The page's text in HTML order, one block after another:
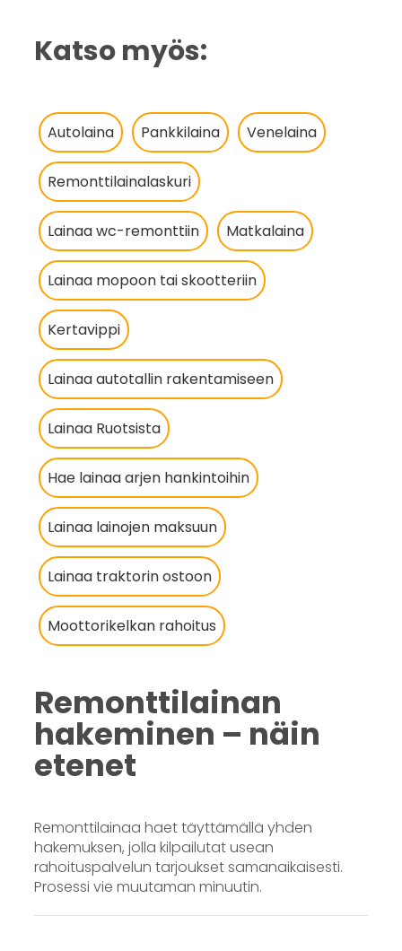
Katso myös:
Autolaina Pankkilaina Venelaina
Remonttilainalaskuri
Lainaa wc-remonttiin Matkalaina
Lainaa mopoon tai skootteriin
Kertavippi
Lainaa autotallin rakentamiseen
Lainaa Ruotsista
Hae lainaa arjen hankintoihin
Lainaa lainojen maksuun
Lainaa traktorin ostoon
Moottorikelkan rahoitus
Remonttilainan
hakeminen – näin
etenet
Remonttilainaa haet täyttämällä yhden
hakemuksen, jolla kilpailutat usean
rahoituspalvelun tarjoukset samanaikaisesti.
Prosessi vie muutaman minuutin.